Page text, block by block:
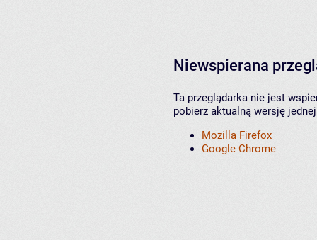
Niewspierana
Ta przeglądarka nie jest
pobierz aktualną wersję
Mozilla Firefox
Google Chrome